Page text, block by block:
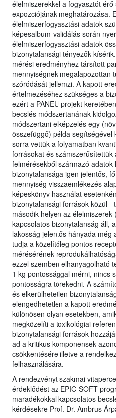
élelmiszerekkel a fogyasztót
expozciójának meghatározása.
élelmiszerfogyasztási adatok
képesalbum-validálás során
élelmiszerfogyasztási adatok
bizonytalansági tényezők
mérési eredményhez társított
mennyiségnek megalapozottan
szóródását jellemzi. A kapott
értelmezéséhez szükséges a
ezért a PANEU projekt
becslés módszertanának
módszertani elképzelés egy
összefüggő) példa segítségével
sorra vettük a folyamatban
forrásokat és számszerűsítettük
felmérésekből származó adatok
bizonytalansága igen jelentős,
mennyiség visszaemlékezés
képeskönyv használat
bizonytalansági források közül -
második helyen az
kapcsolatos bizonytalanság áll,
lakosság jelentős hányada még
tudja a közelítőleg pontos
mérésérének
ezzel szemben elhanyagolható
1 kg pontossággal mérni, nincs
pontosságra törekedni. A
és elkerülhetetlen
elengedhetetlen a kapott
különösen olyan esetekben,
megközelíti a toxikológiai
bizonytalansági források
ad a kritikus komponensek
csökkentésére illetve a
felhasználására.
A rendezvényt szakmai
érdeklődést az EPIC-SOFT
maradékokkal kapcsolatos
kérdésekre Prof. Dr. Ambrus